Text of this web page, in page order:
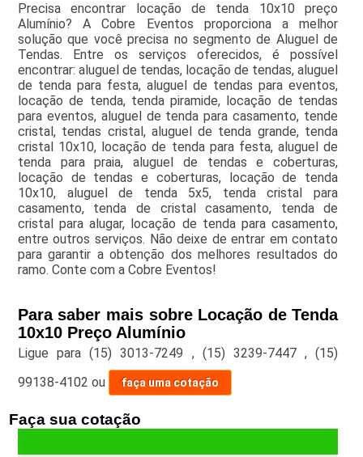
Precisa encontrar locação de tenda 10x10 preço
Alumínio? A Cobre Eventos proporciona a melhor
solução que você precisa no segmento de Aluguel de
Tendas. Entre os serviços oferecidos, é possível
encontrar: aluguel de tendas, locação de tendas, aluguel
de tenda para festa, aluguel de tendas para eventos,
locação de tenda, tenda piramide, locação de tendas
para eventos, aluguel de tenda para casamento, tende
cristal, tendas cristal, aluguel de tenda grande, tenda
cristal 10x10, locação de tenda para festa, aluguel de
tenda para praia, aluguel de tendas e coberturas,
locação de tendas e coberturas, locação de tenda
10x10, aluguel de tenda 5x5, tenda cristal para
casamento, tenda de cristal casamento, tenda de
cristal para alugar, locação de tenda para casamento,
entre outros serviços. Não deixe de entrar em contato
para garantir a obtenção dos melhores resultados do
ramo. Conte com a Cobre Eventos!
Para saber mais sobre Locação de Tenda
10x10 Preço Alumínio
Ligue para(15) 3013-7249 , (15) 3239-7447 ,(15)
99138-4102 ou faça uma cotação
Faça sua cotação